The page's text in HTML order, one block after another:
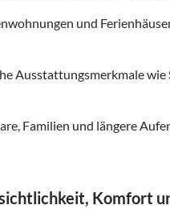
und
Ausstattungsmerkmale wie
Familien und längere
Komfort